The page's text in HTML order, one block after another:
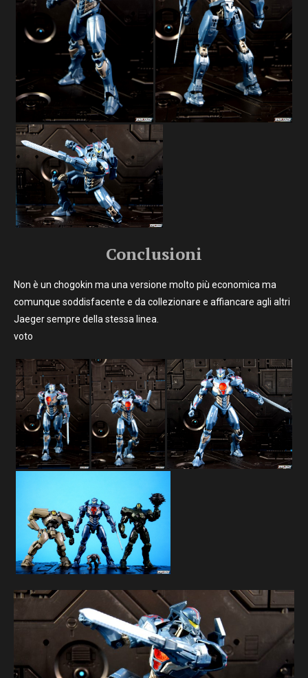
Conclusioni
Non è un chogokin ma una versione molto più economica ma
comunque soddisfacente e da collezionare e affiancare agli altri
Jaeger sempre della stessa linea.
voto